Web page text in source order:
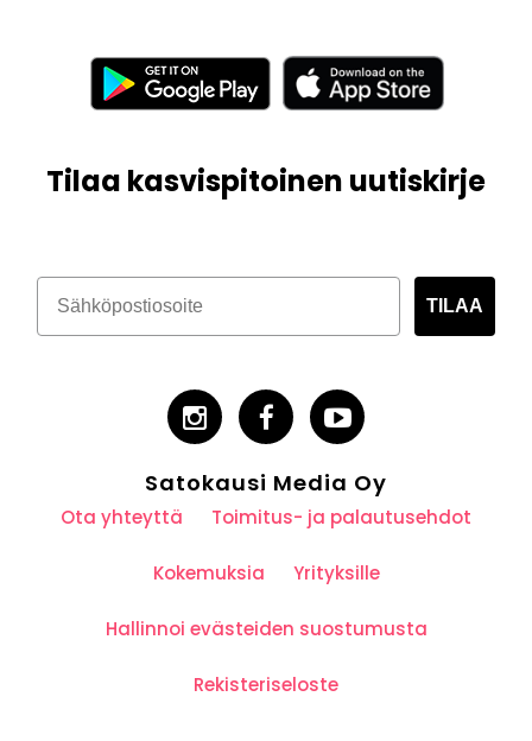
Tilaa kasvispitoinen uutiskirje
TILAA
Satokausi Media Oy
Ota yhteyttä Toimitus- ja palautusehdot
Kokemuksia Yrityksille
Hallinnoi evästeiden suostumusta
Rekisteriseloste